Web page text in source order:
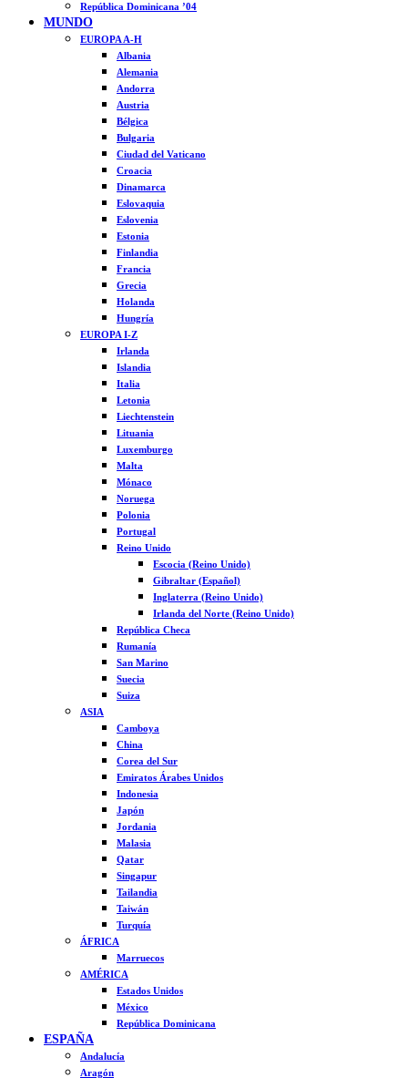
República Dominicana ’04
MUNDO
EUROPA A-H
Albania
Alemania
Andorra
Austria
Bélgica
Bulgaria
Ciudad del Vaticano
Croacia
Dinamarca
Eslovaquia
Eslovenia
Estonia
Finlandia
Francia
Grecia
Holanda
Hungría
EUROPA I-Z
Irlanda
Islandia
Italia
Letonia
Liechtenstein
Lituania
Luxemburgo
Malta
Mónaco
Noruega
Polonia
Portugal
Reino Unido
Escocia (Reino Unido)
Gibraltar (Español)
Inglaterra (Reino Unido)
Irlanda del Norte (Reino Unido)
República Checa
Rumanía
San Marino
Suecia
Suiza
ASIA
Camboya
China
Corea del Sur
Emiratos Árabes Unidos
Indonesia
Japón
Jordania
Malasia
Qatar
Singapur
Tailandia
Taiwán
Turquía
ÁFRICA
Marruecos
AMÉRICA
Estados Unidos
México
República Dominicana
ESPAÑA
Andalucía
Aragón